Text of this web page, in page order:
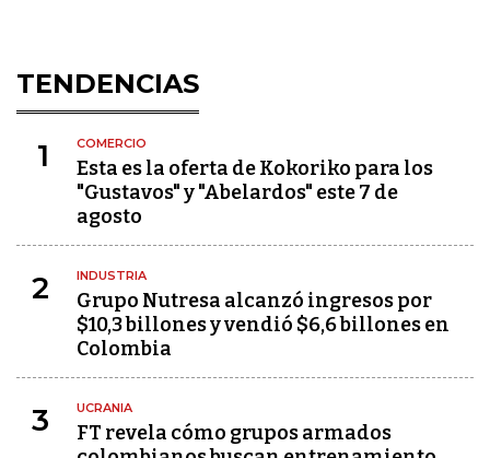
TENDENCIAS
1 COMERCIO
Esta es la oferta de Kokoriko para los
"Gustavos" y "Abelardos" este 7 de
agosto
2 INDUSTRIA
Grupo Nutresa alcanzó ingresos por
$10,3 billones y vendió $6,6 billones en
Colombia
3 UCRANIA
FT revela cómo grupos armados